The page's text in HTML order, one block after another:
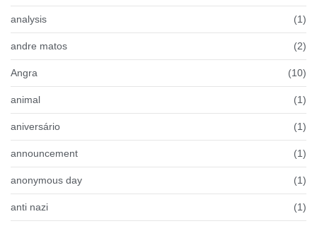
analysis (1)
andre matos (2)
Angra (10)
animal (1)
aniversário (1)
announcement (1)
anonymous day (1)
anti nazi (1)